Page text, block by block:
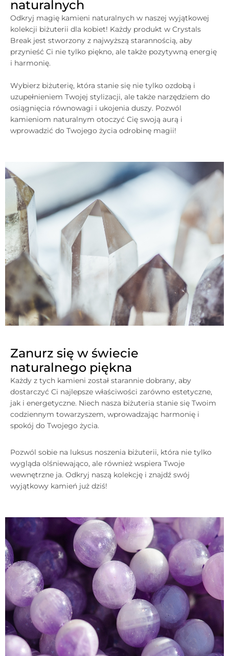
naturalnych
Odkryj magię kamieni naturalnych w naszej wyjątkowej
kolekcji biżuterii dla kobiet! Każdy produkt w Crystals
Break jest stworzony z najwyższą starannością, aby
przynieść Ci nie tylko piękno, ale także pozytywną energię
i harmonię.
Wybierz biżuterię, która stanie się nie tylko ozdobą i
uzupełnieniem Twojej stylizacji, ale także narzędziem do
osiągnięcia równowagi i ukojenia duszy. Pozwól
kamieniom naturalnym otoczyć Cię swoją aurą i
wprowadzić do Twojego życia odrobinę magii!
Zanurz się w świecie
naturalnego piękna
Każdy z tych kamieni został starannie dobrany, aby
dostarczyć Ci najlepsze właściwości zarówno estetyczne,
jak i energetyczne. Niech nasza biżuteria stanie się Twoim
codziennym towarzyszem, wprowadzając harmonię i
spokój do Twojego życia.
Pozwól sobie na luksus noszenia biżuterii, która nie tylko
wygląda olśniewająco, ale również wspiera Twoje
wewnętrzne ja. Odkryj naszą kolekcję i znajdź swój
wyjątkowy kamień już dziś!